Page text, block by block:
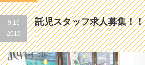
9.16
2019
託児スタッフ求人募集！！